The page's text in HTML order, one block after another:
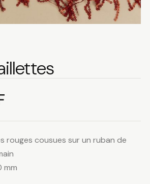
rouges cousues sur un ruban de
mm